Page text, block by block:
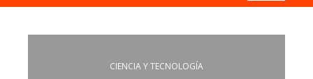
CIENCIA Y TECNOLOGÍA